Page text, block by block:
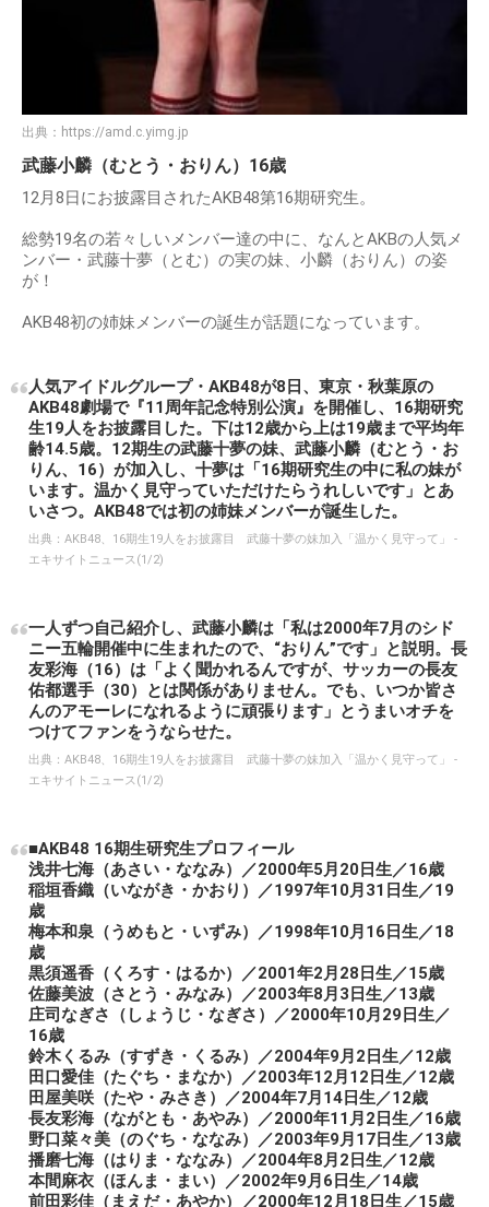
出典： https://amd.c.yimg.jp
武藤小麟（むとう・おりん）16歳
12月8日にお披露目されたAKB48第16期研究生。
総勢19名の若々しいメンバー達の中に、なんとAKBの人気メ
ンバー・武藤十夢（とむ）の実の妹、小麟（おりん）の姿
が！
AKB48初の姉妹メンバーの誕生が話題になっています。
人気アイドルグループ・AKB48が8日、東京・秋葉原の
AKB48劇場で『11周年記念特別公演』を開催し、16期研究
生19人をお披露目した。下は12歳から上は19歳まで平均年
齢14.5歳。12期生の武藤十夢の妹、武藤小麟（むとう・お
りん、16）が加入し、十夢は「16期研究生の中に私の妹が
います。温かく見守っていただけたらうれしいです」とあ
いさつ。AKB48では初の姉妹メンバーが誕生した。
出典： AKB48、16期生19人をお披露目 武藤十夢の妹加入「温かく見守って」 -
エキサイトニュース(1/2)
一人ずつ自己紹介し、武藤小麟は「私は2000年7月のシド
ニー五輪開催中に生まれたので、“おりん”です」と説明。長
友彩海（16）は「よく聞かれるんですが、サッカーの長友
佑都選手（30）とは関係がありません。でも、いつか皆さ
んのアモーレになれるように頑張ります」とうまいオチを
つけてファンをうならせた。
出典： AKB48、16期生19人をお披露目 武藤十夢の妹加入「温かく見守って」 -
エキサイトニュース(1/2)
■AKB48 16期生研究生プロフィール
浅井七海（あさい・ななみ）／2000年5月20日生／16歳
稲垣香織（いながき・かおり）／1997年10月31日生／19
歳
梅本和泉（うめもと・いずみ）／1998年10月16日生／18
歳
黒須遥香（くろす・はるか）／2001年2月28日生／15歳
佐藤美波（さとう・みなみ）／2003年8月3日生／13歳
庄司なぎさ（しょうじ・なぎさ）／2000年10月29日生／
16歳
鈴木くるみ（すずき・くるみ）／2004年9月2日生／12歳
田口愛佳（たぐち・まなか）／2003年12月12日生／12歳
田屋美咲（たや・みさき）／2004年7月14日生／12歳
長友彩海（ながとも・あやみ）／2000年11月2日生／16歳
野口菜々美（のぐち・ななみ）／2003年9月17日生／13歳
播磨七海（はりま・ななみ）／2004年8月2日生／12歳
本間麻衣（ほんま・まい）／2002年9月6日生／14歳
前田彩佳（まえだ・あやか）／2000年12月18日生／15歳